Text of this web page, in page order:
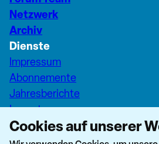
Netzwerk
Archiv
Dienste
Impressum
Abonnemente
Jahresberichte
Inserate
Pfarreiseiten Stadt Zürich
Dashboard Forum+
Cookies auf unserer